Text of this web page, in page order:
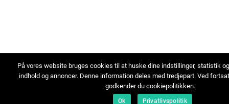
På vores website bruges cookies til at huske dine indstillinger, statistik
indhold og annoncer. Denne information deles med tredjepart. Ved
godkender du cookiepolitikken.
Ok Privatlivspolitik